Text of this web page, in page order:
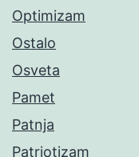
Optimizam
Ostalo
Osveta
Pamet
Patnja
Patriotizam